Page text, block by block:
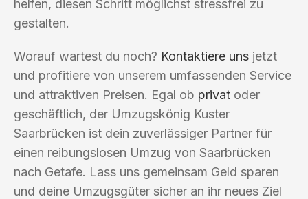
helfen, diesen Schritt möglichst stressfrei zu
gestalten.
Worauf wartest du noch? Kontaktiere uns jetzt
und profitiere von unserem umfassenden Service
und attraktiven Preisen. Egal ob privat oder
geschäftlich, der Umzugskönig Kuster
Saarbrücken ist dein zuverlässiger Partner für
einen reibungslosen Umzug von Saarbrücken
nach Getafe. Lass uns gemeinsam Geld sparen
und deine Umzugsgüter sicher an ihr neues Ziel